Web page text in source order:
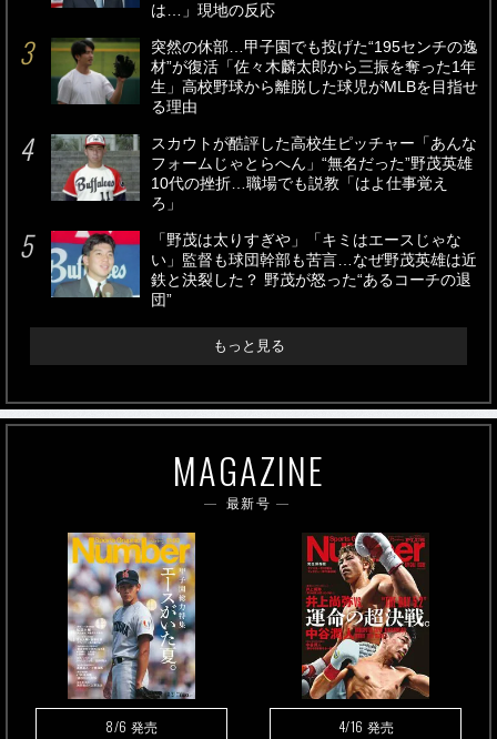
は…」現地の反応
突然の休部…甲子園でも投げた“195センチの逸
材”が復活「佐々木麟太郎から三振を奪った1年
生」高校野球から離脱した球児がMLBを目指せ
る理由
スカウトが酷評した高校生ピッチャー「あんな
フォームじゃとらへん」“無名だった”野茂英雄
10代の挫折…職場でも説教「はよ仕事覚え
ろ」
「野茂は太りすぎや」「キミはエースじゃな
い」監督も球団幹部も苦言…なぜ野茂英雄は近
鉄と決裂した？ 野茂が怒った“あるコーチの退
団”
もっと見る
MAGAZINE
最新号
8/6 発売 4/16 発売